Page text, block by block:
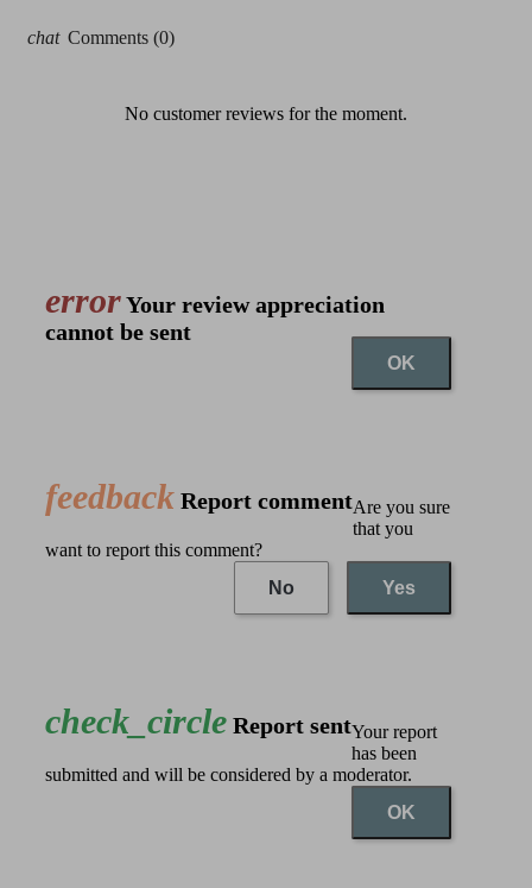
chat Comments (0)
No customer reviews for the moment.
errorYour review appreciation
cannot be sent
OK
feedback Report commentAre you sure
that you
want to report this comment?
No
Yes
check_circle Report sentYour report
has been
submitted and will be considered by a moderator.
OK